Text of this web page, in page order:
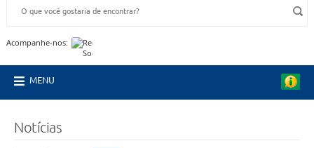
Acompanhe-nos:
MENU
Notícias